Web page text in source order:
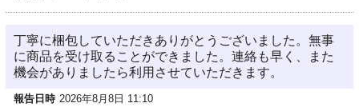
丁寧に梱包していただきありがとうございました。無事
に商品を受け取ることができました。連絡も早く、また
機会がありましたら利用させていただきます。
報告日時 2026年8月8日 11:10